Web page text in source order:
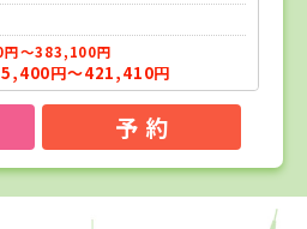
～383,100円
円～421,410円
予 約